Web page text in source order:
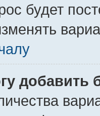
будет
добавить